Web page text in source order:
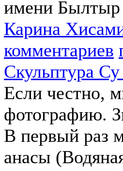
имени Былтыр
Карина
комментариев
Скульптура
Если честно,
фотографию.
В первый раз
анасы